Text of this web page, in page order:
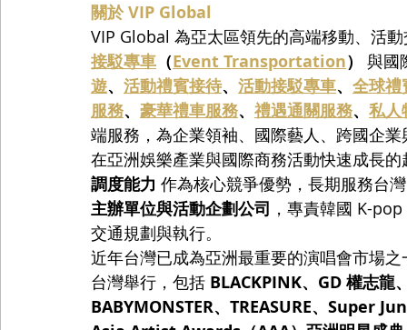
關於 VIP Global
VIP Global 為亞太區領先的高端移動、活
接駁專車 （Event Transportation） 與國
遊、 活動禮賓接待、 活動接駁專車、 全球禮
服務、 豪華禮車服務、 禮遇通關服務、 私人
端服務，為企業領袖、國際藝人、跨國企
在亞洲娛樂產業與國際商務活動快速成長
調度能力 作為核心競爭優勢，長期服務台
主辦單位與活動企劃公司 ，專責韓國 K-
交通規劃與執行。
近年台灣已成為亞洲最重要的演唱會市場
台灣舉行，包括 BLACKPINK、GD 權志龍
BABYMONSTER、TREASURE、Super